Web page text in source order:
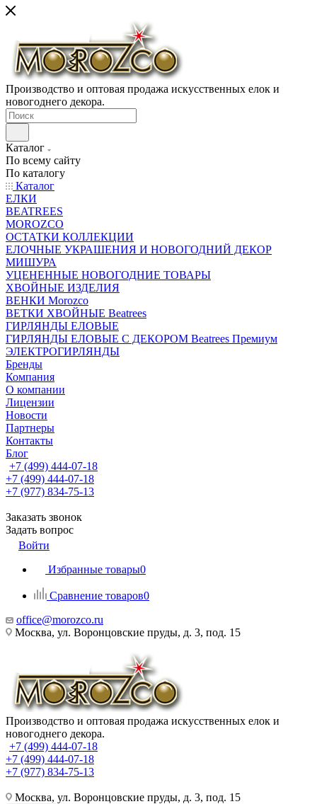
Производство и оптовая продажа искусственных елок и
новогоднего декора.
Каталог
По всему сайту
По каталогу
Каталог
ЕЛКИ
BEATREES
MOROZCO
ОСТАТКИ КОЛЛЕКЦИИ
ЕЛОЧНЫЕ УКРАШЕНИЯ И НОВОГОДНИЙ ДЕКОР
МИШУРА
УЦЕНЕННЫЕ НОВОГОДНИЕ ТОВАРЫ
ХВОЙНЫЕ ИЗДЕЛИЯ
ВЕНКИ Morozco
ВЕТКИ ХВОЙНЫЕ Beatrees
ГИРЛЯНДЫ ЕЛОВЫЕ
ГИРЛЯНДЫ ЕЛОВЫЕ С ДЕКОРОМ Beatrees Премиум
ЭЛЕКТРОГИРЛЯНДЫ
Бренды
Компания
О компании
Лицензии
Новости
Партнеры
Контакты
Блог
+7 (499) 444-07-18
+7 (499) 444-07-18
+7 (977) 834-75-13
Заказать звонок
Задать вопрос
Войти
Избранные товары0
Сравнение товаров0
office@morozco.ru
Москва, ул. Воронцовские пруды, д. 3, под. 15
Производство и оптовая продажа искусственных елок и
новогоднего декора.
+7 (499) 444-07-18
+7 (499) 444-07-18
+7 (977) 834-75-13
Москва, ул. Воронцовские пруды, д. 3, под. 15